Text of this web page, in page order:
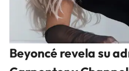
Beyoncé revela su